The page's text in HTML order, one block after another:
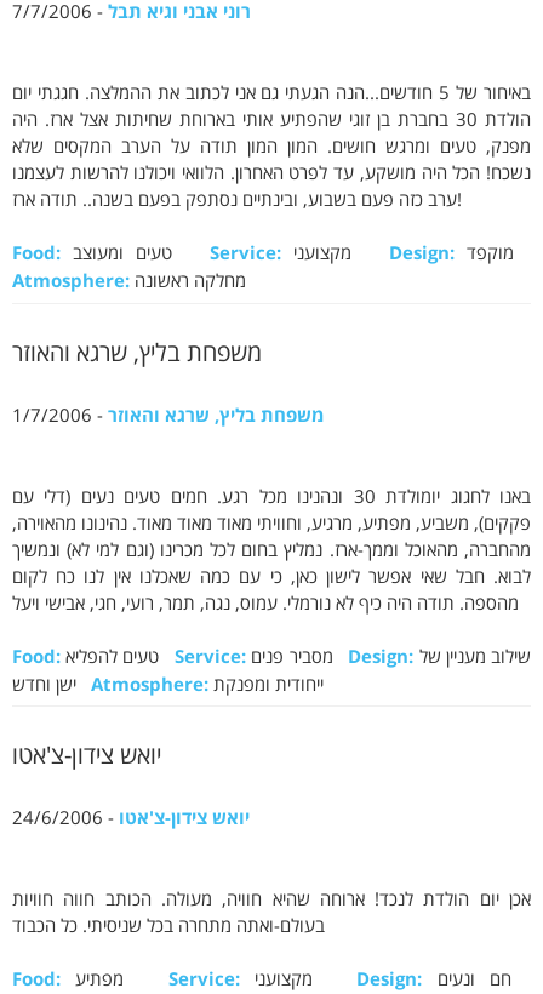
רוני אבני וגיא תבל - 7/7/2006
באיחור של 5 חודשים...הנה הגעתי גם אני לכתוב את ההמלצה. חגגתי יום
הולדת 30 בחברת בן זוגי שהפתיע אותי בארוחת שחיתות אצל ארז. היה
מפנק, טעים ומרגש חושים. המון המון תודה על הערב המקסים שלא
נשכח! הכל היה מושקע, עד לפרט האחרון. הלוואי ויכולנו להרשות לעצמנו
ערב כזה פעם בשבוע, ובינתיים נסתפק בפעם בשנה.. תודה ארז!
Food: Service: Design:
Atmosphere: מחלקה ראשונה
משפחת בליץ, שרגא והאוזר
משפחת בליץ, שרגא והאוזר - 1/7/2006
באנו לחגוג יומולדת 30 ונהנינו מכל רגע. חמים טעים נעים (דלי עם
פקקים), משביע, מפתיע, מרגיע, וחוויתי מאוד מאוד מאוד. נהינונו מהאוירה,
מהחברה, מהאוכל וממך-ארז. נמליץ בחום לכל מכרינו (וגם למי לא) ונמשיך
לבוא. חבל שאי אפשר לישון כאן, כי עם כמה שאכלנו אין לנו כח לקום
מהספה. תודה היה כיף לא נורמלי. עמוס, נגה, תמר, רועי, חגי, אבישי ויעל
Food: טעים להפליאService: Design:
Atmosphere: ייחודית ומפנקת
יואש צידון-צ'אטו
יואש צידון-צ'אטו - 24/6/2006
אכן יום הולדת לנכד! ארוחה שהיא חוויה, מעולה. הכותב חווה חוויות
בעולם-ואתה מתחרה בכל שניסיתי. כל הכבוד
Food: Service: Design: